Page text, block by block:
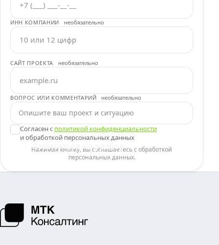
ИНН КОМПАНИИ необязательно
САЙТ ПРОЕКТА необязательно
ВОПРОС ИЛИ КОММЕНТАРИЙ необязательно
Согласен с политикой конфиденциальности
и обработкой персональных данных
Записаться на разбор
Нажимая кнопку, вы соглашаетесь с обработкой
персональных данных.